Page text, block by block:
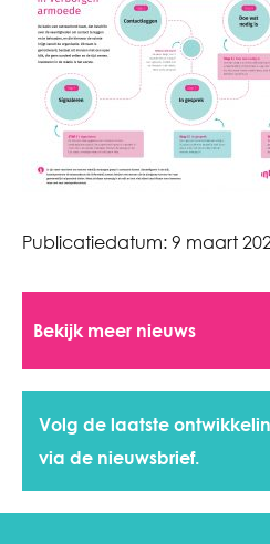
Publicatiedatum: 9 maart
Bekijk meer nieuws
Volg de laatste
via de nieuwsbrief.